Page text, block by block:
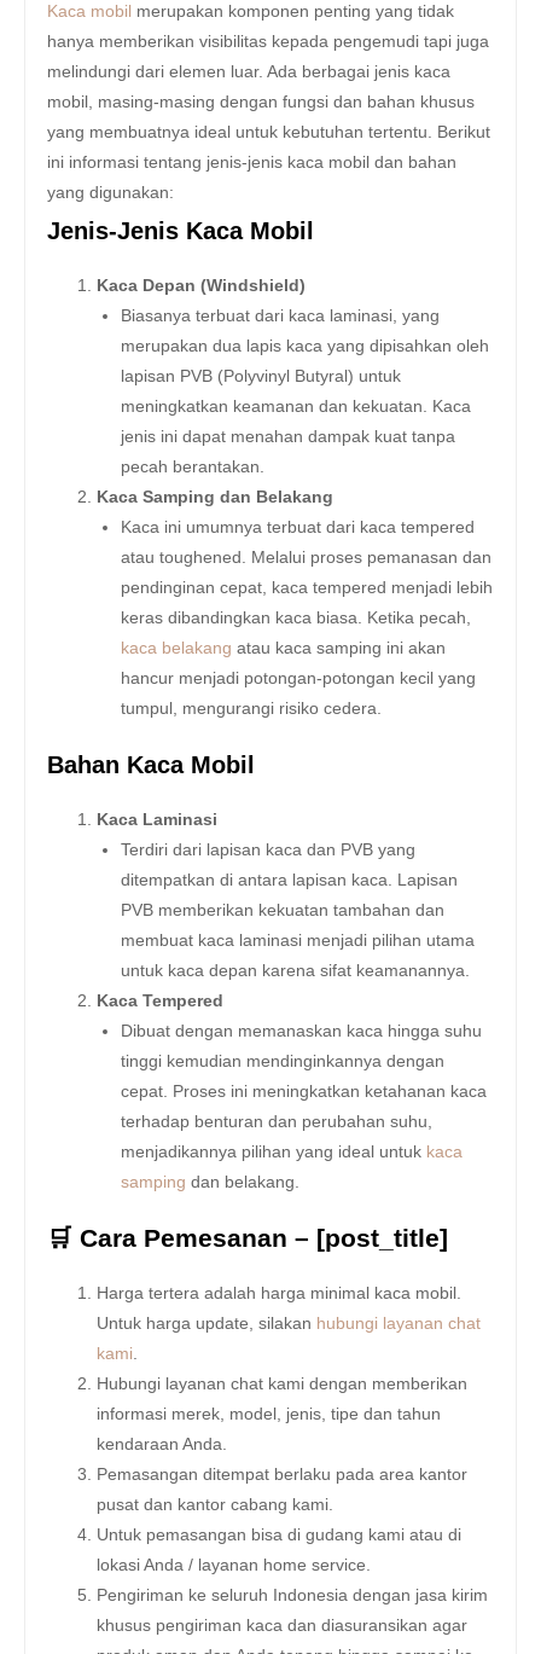
Kaca mobil merupakan komponen penting yang tidak
hanya memberikan visibilitas kepada pengemudi tapi juga
melindungi dari elemen luar. Ada berbagai jenis kaca
mobil, masing-masing dengan fungsi dan bahan khusus
yang membuatnya ideal untuk kebutuhan tertentu. Berikut
ini informasi tentang jenis-jenis kaca mobil dan bahan
yang digunakan:
Jenis-Jenis Kaca Mobil
Kaca Depan (Windshield)
Biasanya terbuat dari kaca laminasi, yang
merupakan dua lapis kaca yang dipisahkan oleh
lapisan PVB (Polyvinyl Butyral) untuk
meningkatkan keamanan dan kekuatan. Kaca
jenis ini dapat menahan dampak kuat tanpa
pecah berantakan.
Kaca Samping dan Belakang
Kaca ini umumnya terbuat dari kaca tempered
atau toughened. Melalui proses pemanasan dan
pendinginan cepat, kaca tempered menjadi lebih
keras dibandingkan kaca biasa. Ketika pecah,
kaca belakang atau kaca samping ini akan
hancur menjadi potongan-potongan kecil yang
tumpul, mengurangi risiko cedera.
Bahan Kaca Mobil
Kaca Laminasi
Terdiri dari lapisan kaca dan PVB yang
ditempatkan di antara lapisan kaca. Lapisan
PVB memberikan kekuatan tambahan dan
membuat kaca laminasi menjadi pilihan utama
untuk kaca depan karena sifat keamanannya.
Kaca Tempered
Dibuat dengan memanaskan kaca hingga suhu
tinggi kemudian mendinginkannya dengan
cepat. Proses ini meningkatkan ketahanan kaca
terhadap benturan dan perubahan suhu,
menjadikannya pilihan yang ideal untuk kaca
samping dan belakang.
🛒 Cara Pemesanan – [post_title]
Harga tertera adalah harga minimal kaca mobil.
Untuk harga update, silakan hubungi layanan chat
kami
Hubungi layanan chat kami dengan memberikan
informasi merek, model, jenis, tipe dan tahun
kendaraan Anda.
Pemasangan ditempat berlaku pada area kantor
pusat dan kantor cabang kami.
Untuk pemasangan bisa di gudang kami atau di
lokasi Anda / layanan home service.
Pengiriman ke seluruh Indonesia dengan jasa kirim
khusus pengiriman kaca dan diasuransikan agar